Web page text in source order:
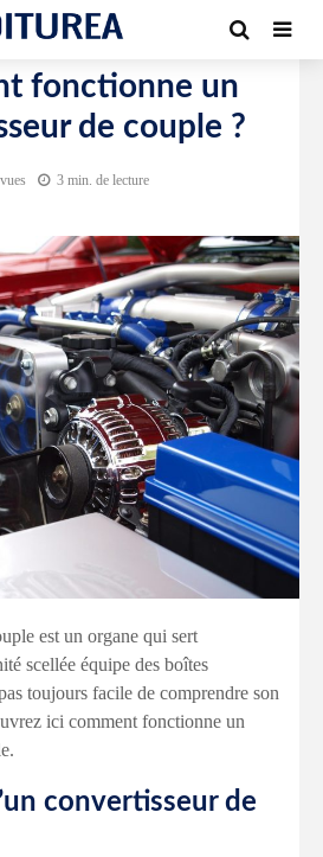
AUTOUR DE L'AUTO
fonctionne un
de couple ?
3 min. de lecture
est un organe qui sert
scellée équipe des boîtes
toujours facile de comprendre son
ici comment fonctionne un
convertisseur de